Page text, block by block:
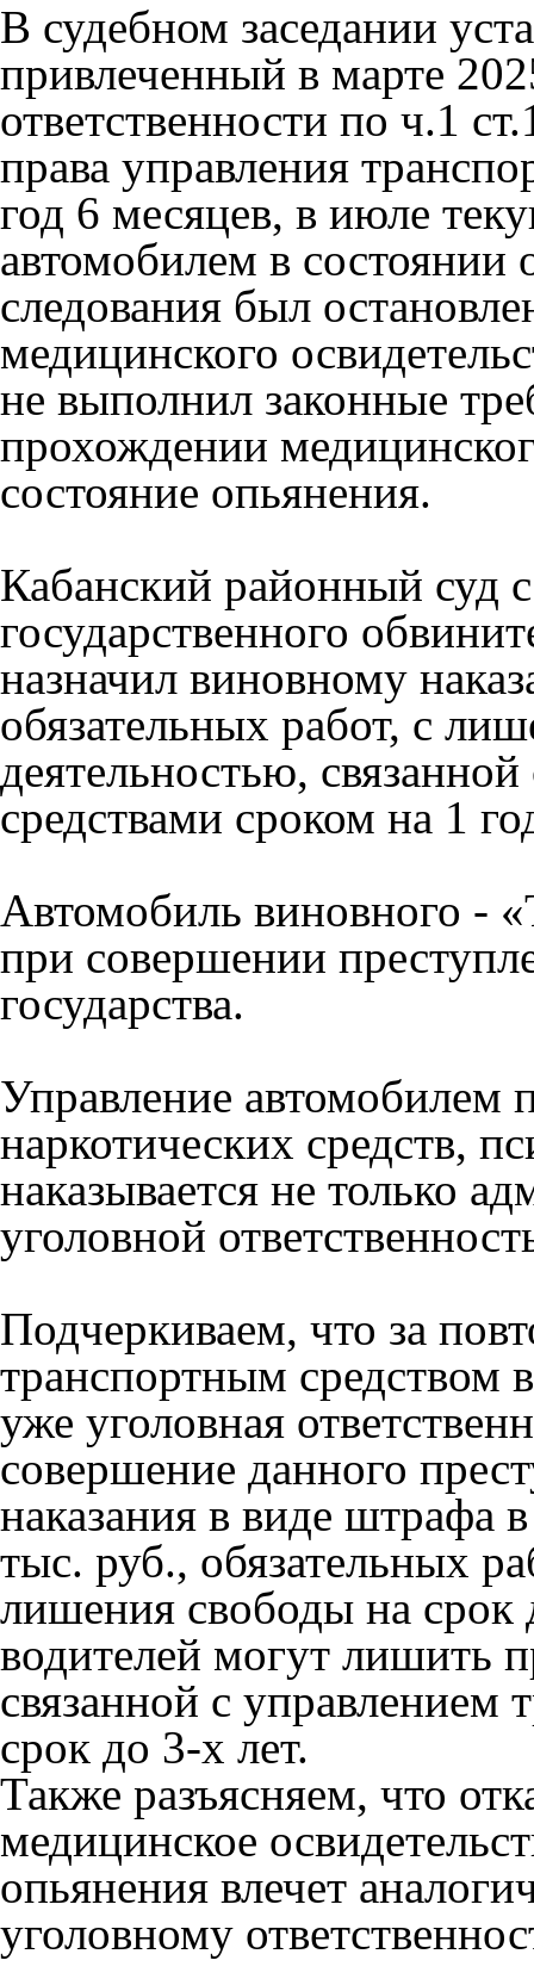
В судебном заседании
привлеченный в марте
ответственности по ч.1
права управления
год 6 месяцев, в июле
автомобилем в состоянии
следования был
медицинского
не выполнил законные
прохождении
состояние опьянения.
Кабанский районный суд
государственного
назначил виновному
обязательных работ, с
деятельностью,
средствами сроком на 1
Автомобиль виновного -
при совершении
государства.
Управление автомобилем
наркотических средств,
наказывается не только
уголовной
Подчеркиваем, что за
транспортным средством
уже уголовная
совершение данного
наказания в виде штрафа
тыс. руб., обязательных
лишения свободы на срок
водителей могут лишить
связанной с управлением
срок до 3-х лет.
Также разъясняем, что
медицинское
опьянения влечет
уголовному